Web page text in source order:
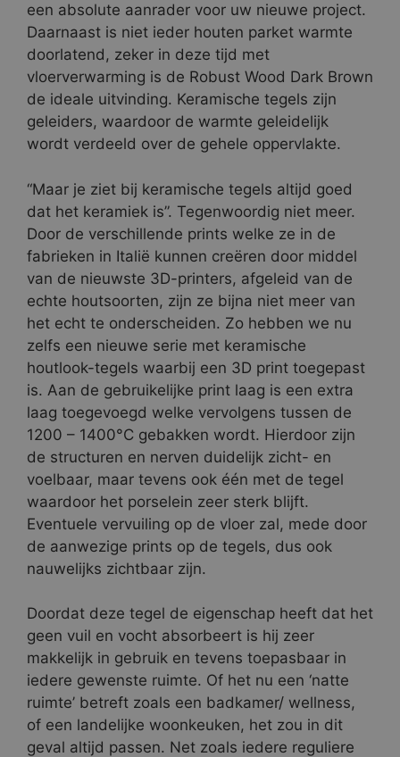
een absolute aanrader voor uw nieuwe project.
Daarnaast is niet ieder houten parket warmte
doorlatend, zeker in deze tijd met
vloerverwarming is de Robust Wood Dark Brown
de ideale uitvinding. Keramische tegels zijn
geleiders, waardoor de warmte geleidelijk
wordt verdeeld over de gehele oppervlakte.
“Maar je ziet bij keramische tegels altijd goed
dat het keramiek is”. Tegenwoordig niet meer.
Door de verschillende prints welke ze in de
fabrieken in Italië kunnen creëren door middel
van de nieuwste 3D-printers, afgeleid van de
echte houtsoorten, zijn ze bijna niet meer van
het echt te onderscheiden. Zo hebben we nu
zelfs een nieuwe serie met keramische
houtlook-tegels waarbij een 3D print toegepast
is. Aan de gebruikelijke print laag is een extra
laag toegevoegd welke vervolgens tussen de
1200 – 1400°C gebakken wordt. Hierdoor zijn
de structuren en nerven duidelijk zicht- en
voelbaar, maar tevens ook één met de tegel
waardoor het porselein zeer sterk blijft.
Eventuele vervuiling op de vloer zal, mede door
de aanwezige prints op de tegels, dus ook
nauwelijks zichtbaar zijn.
Doordat deze tegel de eigenschap heeft dat het
geen vuil en vocht absorbeert is hij zeer
makkelijk in gebruik en tevens toepasbaar in
iedere gewenste ruimte. Of het nu een ‘natte
ruimte’ betreft zoals een badkamer/ wellness,
of een landelijke woonkeuken, het zou in dit
geval altijd passen. Net zoals iedere reguliere